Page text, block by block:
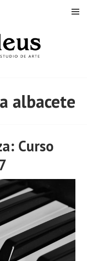
MENÚ
albacete
Curso